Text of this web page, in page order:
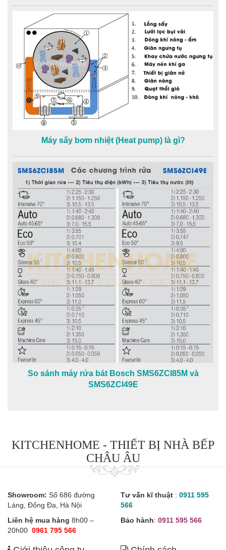
Máy sấy bơm nhiệt (Heat pump) là gì?
So sánh máy rửa bát Bosch SMS6ZCI85M và
SMS6ZCI49E
KITCHENHOME - THIẾT BỊ NHÀ BẾP
CHÂU ÂU
Showroom: Số 686 đường
Láng, Đống Đa, Hà Nội
Liên hệ mua hàng 8h00 –
20h00 0961 795 566
Tư vấn kĩ thuật : 0911 595
566
Bảo hành: 0911 595 566